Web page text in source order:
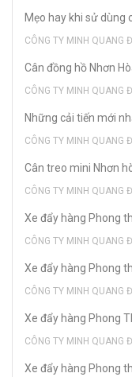
Mẹo hay khi sử dùng
CÔNG TY MINH
Cân đồng hồ Nhơn
CÔNG TY MINH
Những cải tiến mới
CÔNG TY MINH
Cân treo mini Nhơn
CÔNG TY MINH
Xe đẩy hàng Phong
CÔNG TY MINH
Xe đẩy hàng Phong
CÔNG TY MINH
Xe đẩy hàng Phong
CÔNG TY MINH
Xe đẩy hàng Phong